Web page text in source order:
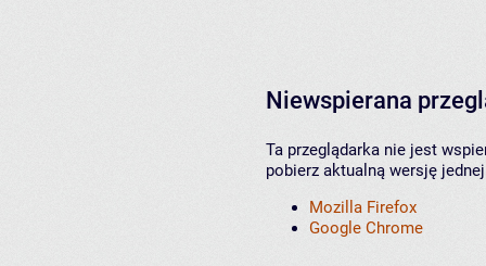
Niewspierana
Ta przeglądarka nie jest
pobierz aktualną wersję
Mozilla Firefox
Google Chrome